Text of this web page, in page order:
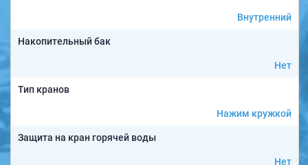
Внутренний
Накопительный бак
Нет
Тип кранов
Нажим кружкой
Защита на кран горячей воды
Нет